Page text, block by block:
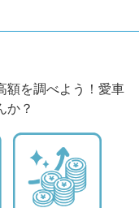
額を調べよう！愛車
か？